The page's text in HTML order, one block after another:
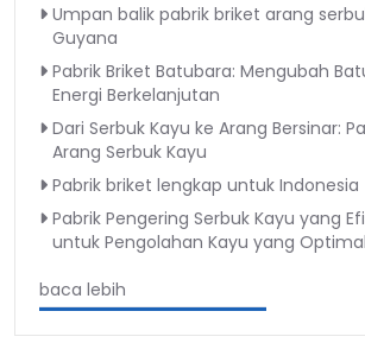
Umpan balik pabrik briket arang
Guyana
Pabrik Briket Batubara: Mengubah
Energi Berkelanjutan
Dari Serbuk Kayu ke Arang Bersinar:
Arang Serbuk Kayu
Pabrik briket lengkap untuk Indonesia
Pabrik Pengering Serbuk Kayu yang
untuk Pengolahan Kayu yang Optimal
baca lebih